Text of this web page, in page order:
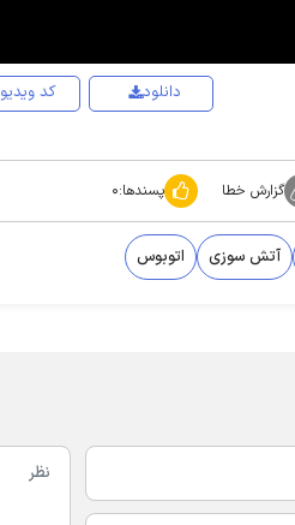
کد ویدیو دانلود
گزارش خطا پسندها:۰
آتش سوزی اتوبوس